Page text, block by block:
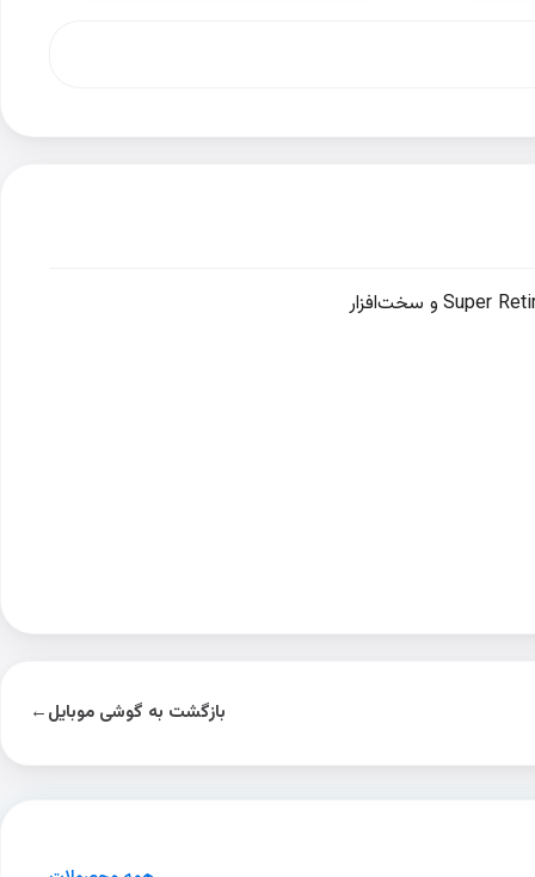
آیفون ۱۷ جدیدترین پرچمدار اپل است که با طراحی زیبا، نمایشگر ۶.۳ اینچی Super Retina XDR LTPO OLED و سخت‌افزار
بازگشت به گوشی موبایل←